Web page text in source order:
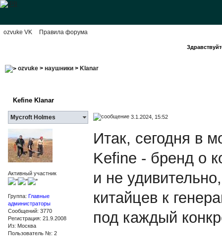
ozvuke VK Правила форума
ozvuke> наушники> Klanar
Kefine Klanar
Mycroft Holmes 3.1.2024, 15:52
Активный участник
Группа: Главные
администраторы
Сообщений: 3770
Регистрация: 21.9.2008
Из: Москва
Пользователь №: 2
Итак, сегодня в
Kefine - бренд о
и не
китайцев к
под каждый